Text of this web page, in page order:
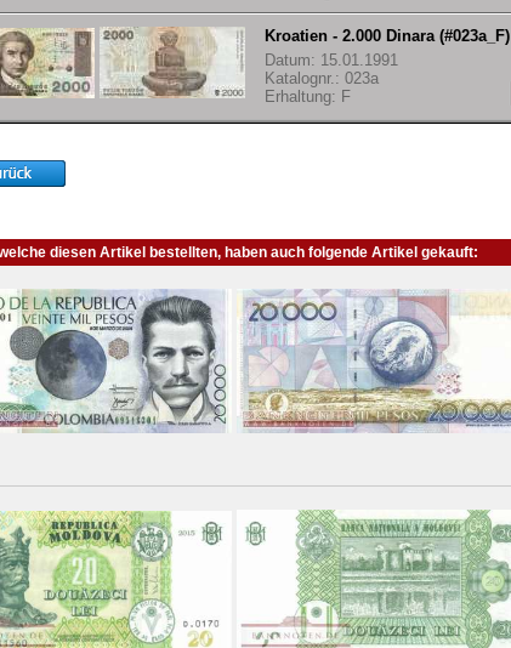
Kroatien - 2.000 Dinara (#023a_F)
Datum: 15.01.1991
Katalognr.: 023a
Erhaltung: F
diesen Artikel bestellten, haben auch folgende Artikel gekauft: